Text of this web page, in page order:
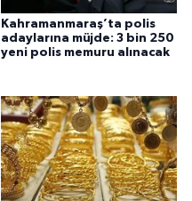
Kahramanmaraş’ta polis
adaylarına müjde: 3 bin 250
yeni polis memuru alınacak